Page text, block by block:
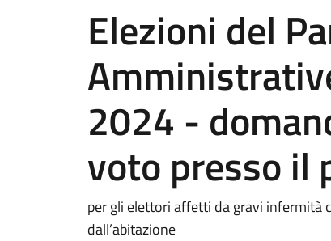
Elezioni del
2024 -
voto presso il
per gli elettori affetti da gravi infermità
dall’abitazione